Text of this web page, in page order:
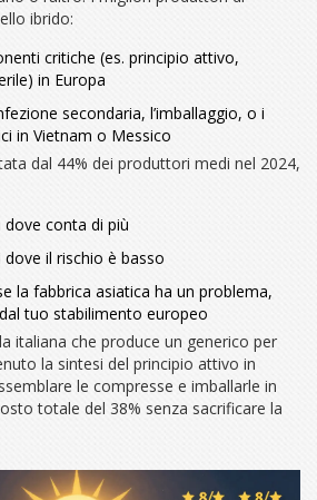
ibrido:
critiche (es. principio attivo,
in Europa
secondaria, l’imballaggio, o i
in Vietnam o Messico
dal 44% dei produttori medi nel 2024,
conta di più
il rischio è basso
la fabbrica asiatica ha un problema,
tuo stabilimento europeo
italiana che produce un generico per
la sintesi del principio attivo in
le compresse e imballarle in
totale del 38% senza sacrificare la